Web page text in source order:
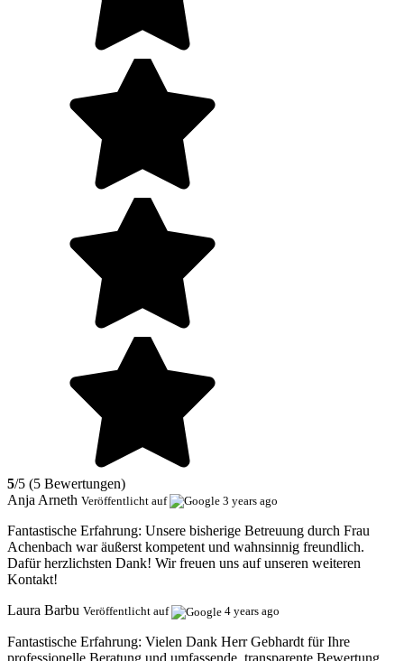
5/5 (5 Bewertungen)
Anja Arneth Veröffentlicht auf 3 years ago
Fantastische Erfahrung: Unsere bisherige Betreuung durch Frau
Achenbach war äußerst kompetent und wahnsinnig freundlich.
Dafür herzlichsten Dank! Wir freuen uns auf unseren weiteren
Kontakt!
Laura Barbu Veröffentlicht auf 4 years ago
Fantastische Erfahrung: Vielen Dank Herr Gebhardt für Ihre